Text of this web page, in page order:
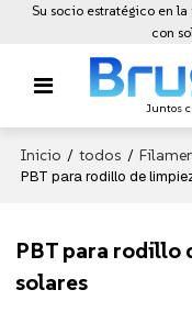
Su socio estratégico en
con
Juntos
Inicio / todos /
PBT para rodillo de
PBT para rodillo
solares